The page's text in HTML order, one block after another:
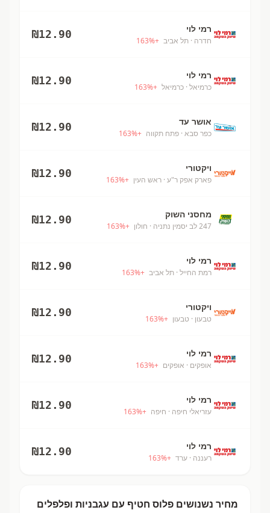
רמי לוי
חדרה · תל אביב +
163%
₪12.90
רמי לוי
כרמיאל · כרמיאל +
163%
₪12.90
אושר עד
כפר סבא · פתח תקווה +
163%
₪12.90
ויקטורי
פארק אפק ר"ע · ראש העין +
163%
₪12.90
מחסני השוק
247 לב יסמין נתניה · חולון +
163%
₪12.90
רמי לוי
רמת החייל · תל אביב +
163%
₪12.90
ויקטורי
טבעון · טבעון +
163%
₪12.90
רמי לוי
אופקים · אופקים +
163%
₪12.90
רמי לוי
עזריאלי חיפה · חיפה +
163%
₪12.90
רמי לוי
רעננה · ערד +
163%
₪12.90
מחיר נשנושים פלוס חטיף עם עגבניות ופלפלים